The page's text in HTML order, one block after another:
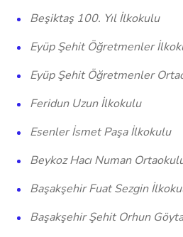
Beşiktaş 100. Yıl İlkokulu
Eyüp Şehit Öğretmenler
Eyüp Şehit Öğretmenler
Feridun Uzun İlkokulu
Esenler İsmet Paşa İlkokulu
Beykoz Hacı Numan
Başakşehir Fuat Sezgin
Başakşehir Şehit Orhun